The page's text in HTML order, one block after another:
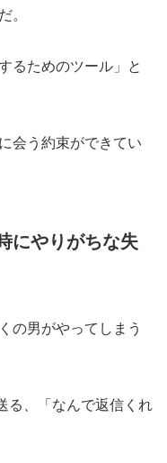
るためのツール」と
会う約束ができてい
にやりがちな失
の男がやってしまう
る、「なんで返信くれ